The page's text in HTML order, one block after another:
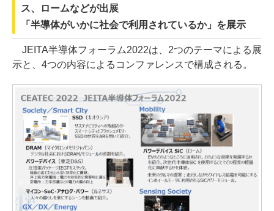
ス、ロームなどが出展
「半導体がいかに社会で利用されているか」を展示
JEITA半導体フォーラム2022は、2つのテーマによる展
示と、4つの内容によるコンファレンスで構成される。